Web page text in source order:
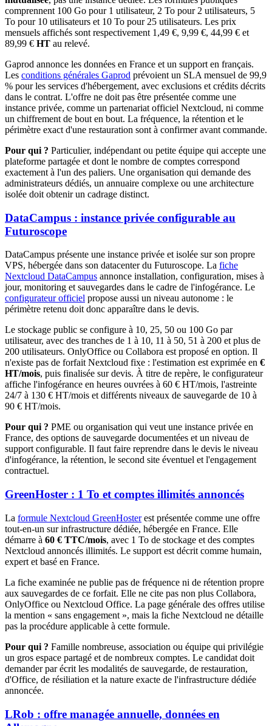
comprennent 100 Go pour 1 utilisateur, 2 To pour 2 utilisateurs, 5
To pour 10 utilisateurs et 10 To pour 25 utilisateurs. Les prix
mensuels affichés sont respectivement 1,49 €, 9,99 €, 44,99 € et
89,99 € HT au relevé.
Gaprod annonce les données en France et un support en français.
Les conditions générales Gaprod prévoient un SLA mensuel de 99,9
% pour les services d'hébergement, avec exclusions et crédits décrits
dans le contrat. L'offre ne doit pas être présentée comme une
instance privée, comme un partenariat officiel Nextcloud, ni comme
un chiffrement de bout en bout. La fréquence, la rétention et le
périmètre exact d'une restauration sont à confirmer avant commande.
Pour qui ? Particulier, indépendant ou petite équipe qui accepte une
plateforme partagée et dont le nombre de comptes correspond
exactement à l'un des paliers. Une organisation qui demande des
administrateurs dédiés, un annuaire complexe ou une architecture
isolée doit obtenir un cadrage distinct.
DataCampus : instance privée configurable au
Futuroscope
DataCampus présente une instance privée et isolée sur son propre
VPS, hébergée dans son datacenter du Futuroscope. La fiche
Nextcloud DataCampus annonce installation, configuration, mises à
jour, monitoring et sauvegardes dans le cadre de l'infogérance. Le
configurateur officiel propose aussi un niveau autonome : le
périmètre retenu doit donc apparaître dans le devis.
Le stockage public se configure à 10, 25, 50 ou 100 Go par
utilisateur, avec des tranches de 1 à 10, 11 à 50, 51 à 200 et plus de
200 utilisateurs. OnlyOffice ou Collabora est proposé en option. Il
n'existe pas de forfait Nextcloud fixe : l'estimation est exprimée en €
HT/mois, puis finalisée sur devis. À titre de repère, le configurateur
affiche l'infogérance en heures ouvrées à 60 € HT/mois, l'astreinte
24/7 à 130 € HT/mois et différents niveaux de sauvegarde de 10 à
90 € HT/mois.
Pour qui ? PME ou organisation qui veut une instance privée en
France, des options de sauvegarde documentées et un niveau de
support configurable. Il faut faire reprendre dans le devis le niveau
d'infogérance, la rétention, le second site éventuel et l'engagement
contractuel.
GreenHoster : 1 To et comptes illimités annoncés
La formule Nextcloud GreenHosterest présentée comme une offre
tout-en-un sur infrastructure dédiée, hébergée en France. Elle
démarre à 60 € TTC/mois, avec 1 To de stockage et des comptes
Nextcloud annoncés illimités. Le support est décrit comme humain,
expert et basé en France.
La fiche examinée ne publie pas de fréquence ni de rétention propre
aux sauvegardes de ce forfait. Elle ne cite pas non plus Collabora,
OnlyOffice ou Nextcloud Office. La page générale des offres utilise
la mention « sans engagement », mais la fiche Nextcloud ne détaille
pas la procédure applicable à cette formule.
Pour qui ? Famille nombreuse, association ou équipe qui privilégie
un gros espace partagé et de nombreux comptes. Le candidat doit
demander par écrit les modalités de sauvegarde, de restauration,
d'Office, de résiliation et la nature exacte de l'infrastructure dédiée
annoncée.
LRob : offre managée annuelle, données en